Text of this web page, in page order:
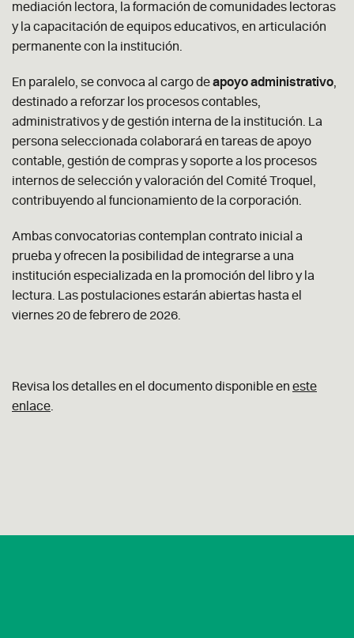
mediación lectora, la formación de comunidades lectoras
y la capacitación de equipos educativos, en articulación
permanente con la institución.
En paralelo, se convoca al cargo deapoyo administrativo
destinado a reforzar los procesos contables,
administrativos y de gestión interna de la institución. La
persona seleccionada colaborará en tareas de apoyo
contable, gestión de compras y soporte a los procesos
internos de selección y valoración del Comité Troquel,
contribuyendo al funcionamiento de la corporación.
Ambas convocatorias contemplan contrato inicial a
prueba y ofrecen la posibilidad de integrarse a una
institución especializada en la promoción del libro y la
lectura. Las postulaciones estarán abiertas hasta el
viernes 20 de febrero de 2026.
Revisa los detalles en el documento disponible en este
enlace